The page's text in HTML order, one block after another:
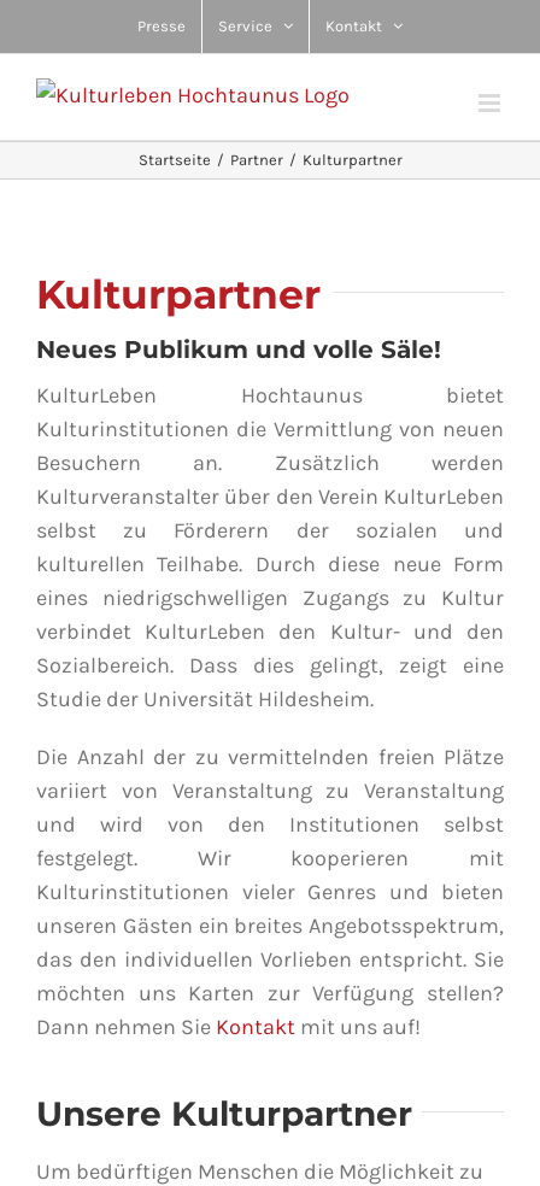
Inhalt
springen
Presse Service Kontakt
Startseite Partner Kulturpartner
Kulturpartner
Neues Publikum und volle Säle!
KulturLeben Hochtaunus bietet
Kulturinstitutionen die Vermittlung von neuen
Besuchern an. Zusätzlich werden
Kulturveranstalter über den Verein KulturLeben
selbst zu Förderern der sozialen und
kulturellen Teilhabe. Durch diese neue Form
eines niedrigschwelligen Zugangs zu Kultur
verbindet KulturLeben den Kultur- und den
Sozialbereich. Dass dies gelingt, zeigt eine
Studie der Universität Hildesheim.
Die Anzahl der zu vermittelnden freien Plätze
variiert von Veranstaltung zu Veranstaltung
und wird von den Institutionen selbst
festgelegt. Wir kooperieren mit
Kulturinstitutionen vieler Genres und bieten
unseren Gästen ein breites Angebotsspektrum,
das den individuellen Vorlieben entspricht. Sie
möchten uns Karten zur Verfügung stellen?
Dann nehmen Sie Kontakt mit uns auf!
Unsere Kulturpartner
Um bedürftigen Menschen die Möglichkeit zu